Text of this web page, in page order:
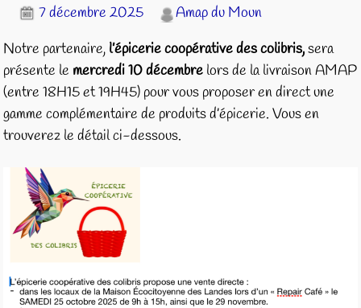
7 décembre 2025
Amap du Moun
Notre partenaire, l’épicerie coopérative des colibris,sera
présente le mercredi 10 décembre lors de la livraison AMAP
(entre 18H15 et 19H45) pour vous proposer en direct une
gamme complémentaire de produits d’épicerie. Vous en
trouverez le détail ci-dessous.